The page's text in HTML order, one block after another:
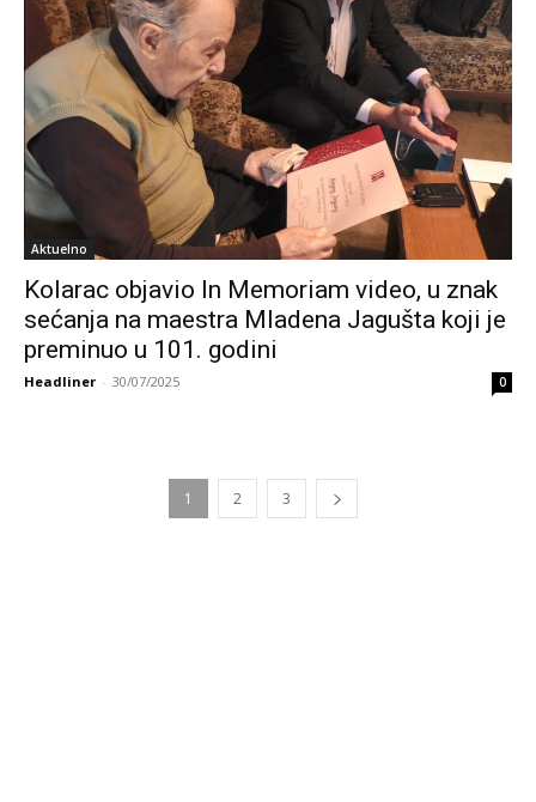
Aktuelno
Kolarac objavio In Memoriam video, u znak
sećanja na maestra Mladena Jagušta koji je
preminuo u 101. godini
Headliner - 30/07/2025 0
1 2 3